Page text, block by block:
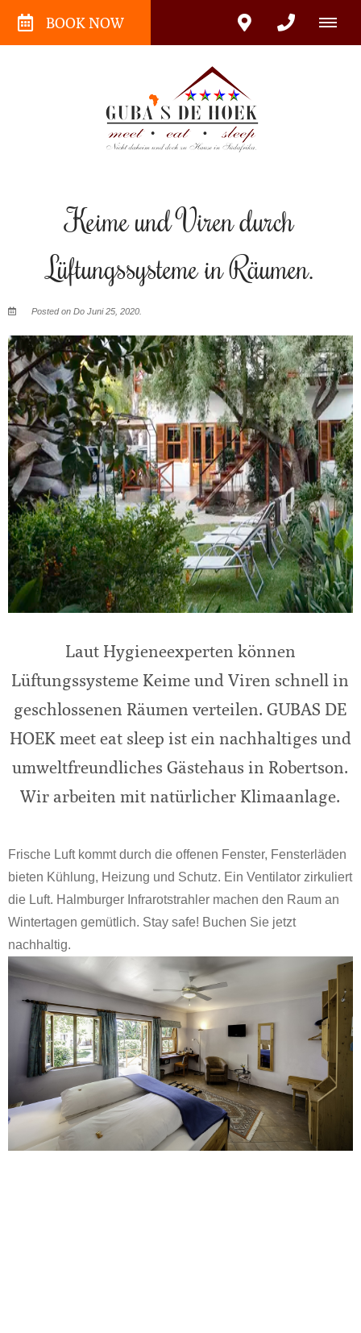
BOOK NOW
Keime und Viren durch
Lüftungssysteme in Räumen.
Posted on Do Juni 25, 2020.
Laut Hygieneexperten können
Lüftungssysteme Keime und Viren schnell in
geschlossenen Räumen verteilen. GUBAS DE
HOEK meet eat sleep ist ein nachhaltiges und
umweltfreundliches Gästehaus in Robertson.
Wir arbeiten mit natürlicher Klimaanlage.
Frische Luft kommt durch die offenen Fenster, Fensterläden
bieten Kühlung, Heizung und Schutz. Ein Ventilator zirkuliert
die Luft. Halmburger Infrarotstrahler machen den Raum an
Wintertagen gemütlich. Stay safe! Buchen Sie jetzt
nachhaltig.